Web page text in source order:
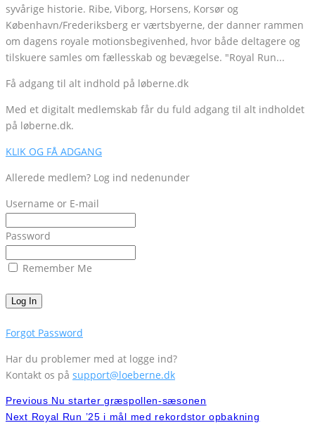
syvårige historie. Ribe, Viborg, Horsens, Korsør og
København/Frederiksberg er værtsbyerne, der danner rammen
om dagens royale motionsbegivenhed, hvor både deltagere og
tilskuere samles om fællesskab og bevægelse. "Royal Run...
Få adgang til alt indhold på løberne.dk
Med et digitalt medlemskab får du fuld adgang til alt indholdet
på løberne.dk.
KLIK OG FÅ ADGANG
Allerede medlem? Log ind nedenunder
Username or E-mail
Password
Remember Me
Forgot Password
Har du problemer med at logge ind?
Kontakt os på support@loeberne.dk
Previous Nu starter græspollen-sæsonen
Next Royal Run ’25 i mål med rekordstor opbakning